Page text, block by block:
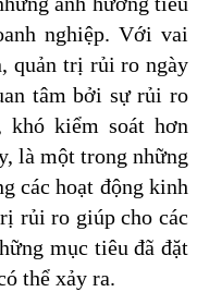
nghiệp. Với vai
quản trị rủi ro ngày
tâm bởi sự rủi ro
kiểm soát hơn
là một trong những
các hoạt động kinh
rủi ro giúp cho các
mục tiêu đã đặt
thể xảy ra.